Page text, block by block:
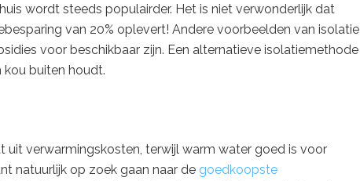
wordt steeds populairder. Het is niet verwonderlijk dat
van 20% oplevert! Andere voorbeelden van isolatie
voor beschikbaar zijn. Een alternatieve isolatiemethode
kou buiten houdt.
uit verwarmingskosten, terwijl warm water goed is voor
natuurlijk op zoek gaan naar de goedkoopste